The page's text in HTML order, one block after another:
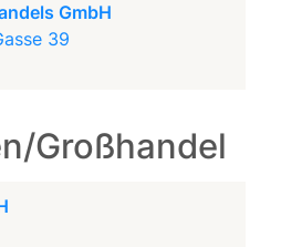
GmbH
39
Großhandel